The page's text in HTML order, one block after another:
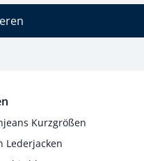
Kurzgrößen
Lederjacken